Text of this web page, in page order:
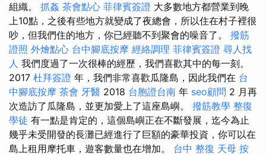
組織。 抓姦 茶會點心 菲律賓簽證 大多數地方都營業到晚
上10點，之後有些地方就變成了夜總會，所以住在村子裡很
吵，但我們住的地方，你已經聽不到聚會的噪音了。 撥筋
證照 外燴點心 台中腳底按摩 經絡調理 菲律賓簽證 尋人找
人 我們度過了一次很棒的經歷，我們喜歡其中的每一刻。
2017 杜拜簽證 年，我們非常喜歡瓜隆島，因此我們在 台
中腳底按摩 茶會 牙醫 2018 台胞證台南 年 seo顧問 2 月再
次造訪了瓜隆島，並更加愛上了這座島嶼。 撥筋教學 整復
學徒 有一點是肯定的，這個島嶼正在不斷發展，迄今為止
幾乎未受開發的長灘已經進行了巨額的豪華投資，你可以在
島上租用摩托車，遊客數量也在增加。 台中 整復 天母 按